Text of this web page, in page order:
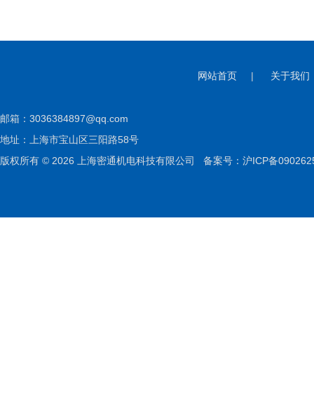
网站首页 | 关于我们
邮箱： 3036384897@qq.com
地址：上海市宝山区三阳路58号
版权所有 © 2026 上海密通机电科技有限公司 备案号：沪ICP备